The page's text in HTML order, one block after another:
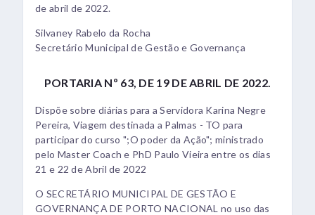
de abril de 2022.
Silvaney Rabelo da Rocha
Secretário Municipal de Gestão e Governança
PORTARIA Nº 63, DE 19 DE ABRIL DE 2022.
Dispõe sobre diárias para a Servidora Karina Negre
Pereira, Viagem destinada a Palmas - TO para
participar do curso ";O poder da Ação"; ministrado
pelo Master Coach e PhD Paulo Vieira entre os dias
21 e 22 de Abril de 2022
O SECRETÁRIO MUNICIPAL DE GESTÃO E
GOVERNANÇA DE PORTO NACIONAL no uso das